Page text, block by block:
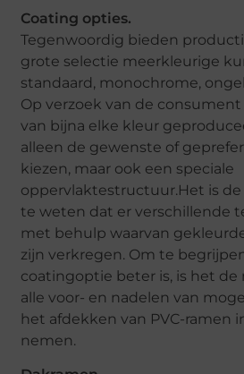
Coating opties.
Tegenwoordig bieden
grote selectie meerkleurige
standaard, monochrome,
Op verzoek van de
van bijna elke kleur
alleen de gewenste of
kiezen, maar ook een speciale
oppervlaktestructuur.Het is
te weten dat er verschillende
met behulp waarvan
zijn verkregen. Om te
coatingoptie beter is, is het de
alle voor- en nadelen van
het afdekken van PVC-ramen
nemen.